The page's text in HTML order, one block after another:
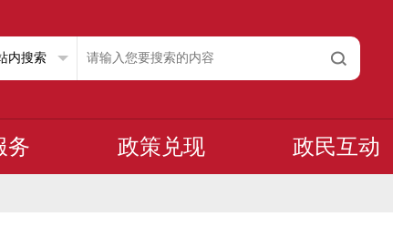
务 政策兑现 政民互动